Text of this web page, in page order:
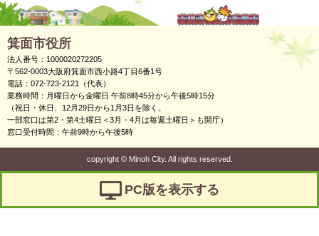
箕面市役所
法人番号：1000020272205
〒562-0003大阪府箕面市西小路4丁目6番1号
電話：072-723-2121（代表）
業務時間：月曜日から金曜日 午前8時45分から午後5時15分
（祝日・休日、12月29日から1月3日を除く。
一部窓口は第2・第4土曜日＜3月・4月は毎週土曜日＞も開庁）
窓口受付時間：午前9時から午後5時
copyright ©Minoh City. All rights reserved.
PC版を表示する